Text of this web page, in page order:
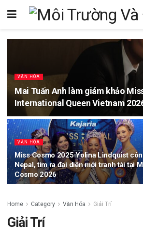
VĂN HÓA
Mai Tuấn Anh làm giám khảo
International Queen Vietnam
VĂN HÓA
Miss Cosmo 2025 Yolina Lindquist
Nepal, tìm ra đại diện mới tranh tài tại
Cosmo 2026
Home Category Văn Hóa Giải Trí
Giải Trí